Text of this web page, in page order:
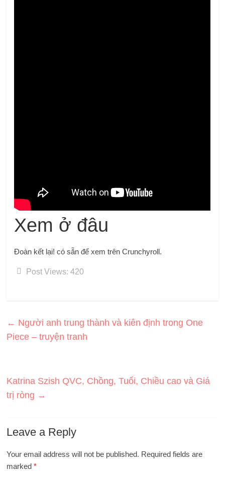
Xem ở đâu
Đoàn kết lại! có sẵn để xem trên Crunchyroll.
Post Views: 420
← Người anh trung thành và kiên định trong One
Piece – truyện tranh
Katrina Szish QVC, Chồng, Tuổi, Chiều cao và Giá
trị ròng →
Leave a Reply
Your email address will not be published. Required fields are
marked*